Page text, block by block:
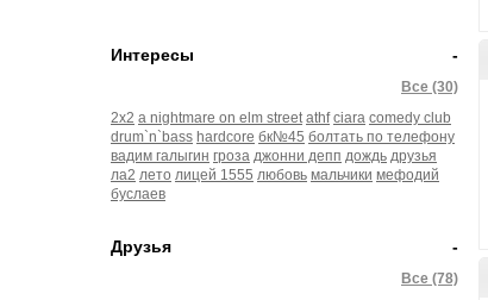
-
Интересы
Все (30)
2х2 a nightmare on elm street athf ciara comedy club
drum`n`bass hardcore бк№45 болтать по телефону
вадим галыгин гроза джонни депп дождь друзья
ла2 лето лицей 1555 любовь мальчики мефодий
буслаев
-
Друзья
Все (78)